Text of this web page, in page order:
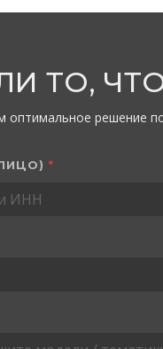
ТО,
оптимальное решение
*